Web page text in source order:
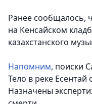
Ранее сообщалось,
на Кенсайском
казахстанского
Напомним, поиски
Тело в реке
Назначены